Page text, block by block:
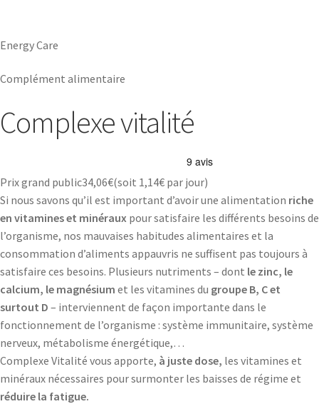
Energy Care
Complément alimentaire
Complexe vitalité
Prix grand public34,06€(soit 1,14€ par jour)
Si nous savons qu’il est important d’avoir une alimentation riche
en vitamines et minéraux pour satisfaire les différents besoins de
l’organisme, nos mauvaises habitudes alimentaires et la
consommation d’aliments appauvris ne suffisent pas toujours à
satisfaire ces besoins. Plusieurs nutriments – dont le zinc, le
calcium, le magnésium et les vitamines du groupe B, C et
surtout D – interviennent de façon importante dans le
fonctionnement de l’organisme : système immunitaire, système
nerveux, métabolisme énergétique,…
Complexe Vitalité vous apporte, à juste dose, les vitamines et
minéraux nécessaires pour surmonter les baisses de régime et
réduire la fatigue.